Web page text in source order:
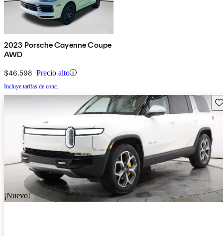
2023 Porsche Cayenne Coupe
AWD
$46,598 Precio alto
Incluye tarifas de conc.
¡Nuevo!